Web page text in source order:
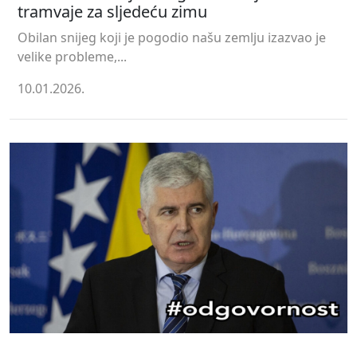
tramvaje za sljedeću zimu
Obilan snijeg koji je pogodio našu zemlju izazvao je
velike probleme,...
10.01.2026.